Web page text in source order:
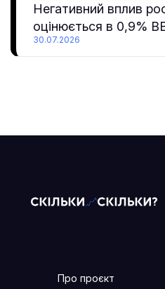
Негативний вплив
оцінюється в 0,9%
30.07.2026
Про проєкт